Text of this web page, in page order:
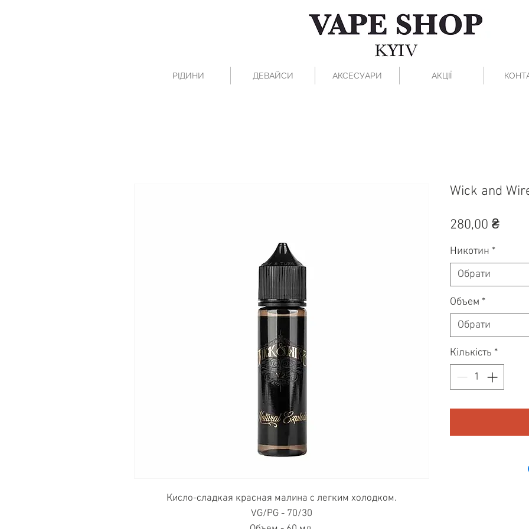
РІДИНИ ДЕВАЙСИ АКСЕСУАРИ АКЦІЇ
Кисло-сладкая красная малина с легким холодком.
VG/PG - 70/30
Wick and
280,00 ₴Ціна
Никотин *
Обрати
Объем *
Обрати
Кількість *